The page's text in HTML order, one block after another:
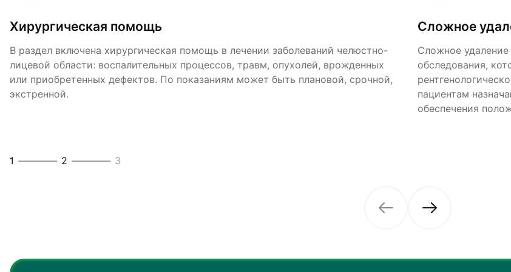
Хирургическая помощь
В раздел включена хирургическая помощь в лечении заболеваний челюстно-
лицевой области: воспалительных процессов, травм, опухолей, врожденных
или приобретенных дефектов. По показаниям может быть плановой, срочной,
экстренной.
1 2 3
Сложное
Сложное удаление
обследования,
пациентам
обеспечения
Сложное удаление зубов
Сложное удаление зубов требует предварительной подготовки и
обследования, которые заключаются в тщательном осмотре и проведении
рентгенологического исследования десен с помощью снимка. Некоторым
пациентам назначают за несколько дней до операции курс антибиотиков, для
1 2 3
Киста
Киста – это
можно иногда
пациентов с
причиной зубных
качественно или